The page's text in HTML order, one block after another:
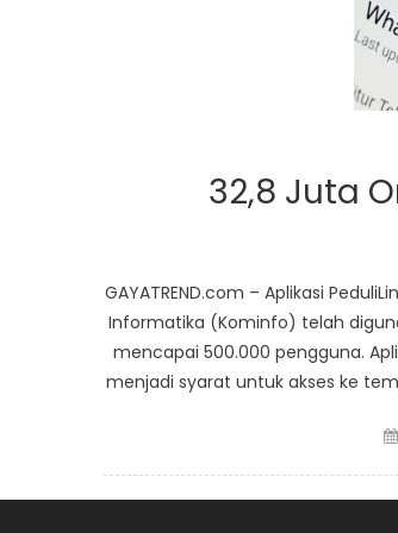
32,8 Juta
GAYATREND.com – Aplikasi
Informatika (Kominfo) telah
mencapai 500.000 pengguna.
menjadi syarat untuk akses ke